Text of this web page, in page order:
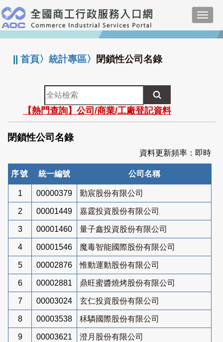
跳
到
主
要
:::
||首頁〉統計專區〉 閉鎖性公司名錄
全
站
檢
索
【熱門查詢】公司/商業/工廠登記資料
閉鎖性公司名錄
資料更新頻率：即時
序號 統一編號 公司名稱
1 00000379 勤宸股份有限公司
2 00001449 嘉霆投資股份有限公司
3 00001460 量子鑫投資股份有限公司
4 00001546 魔毒智能國際股份有限公司
5 00002876 惟動運動股份有限公司
6 00002881 鼎旺蜜醬燒烤股份有限公司
7 00003024 玄仁投資股份有限公司
8 00003538 秝驎國際股份有限公司
9 00003621 澄月股份有限公司